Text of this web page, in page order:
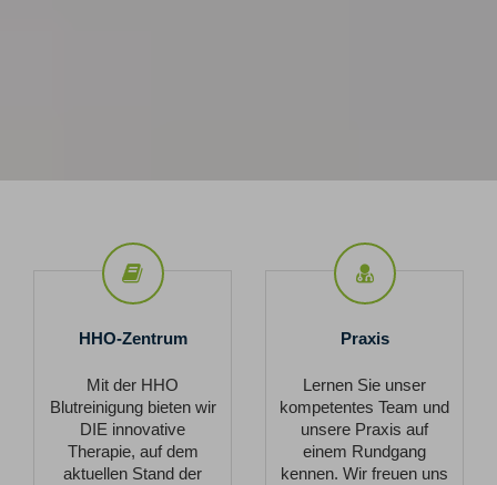
HHO-
Zentrum
HHO-Zentrum
Mit der HHO
Blutreinigung bieten wir
DIE innovative
Therapie, auf dem
aktuellen Stand der
Praxis
Praxis
Lernen Sie unser
kompetentes Team und
unsere Praxis auf
einem Rundgang
kennen. Wir freuen uns